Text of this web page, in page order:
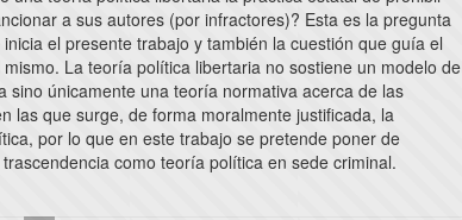
a sus autores (por infractores)? Esta es la pregunta
el presente trabajo y también la cuestión que guía el
La teoría política libertaria no sostiene un modelo de
sino únicamente una teoría normativa acerca de las
las que surge, de forma moralmente justificada, la
por lo que en este trabajo se pretende poner de
como teoría política en sede criminal.